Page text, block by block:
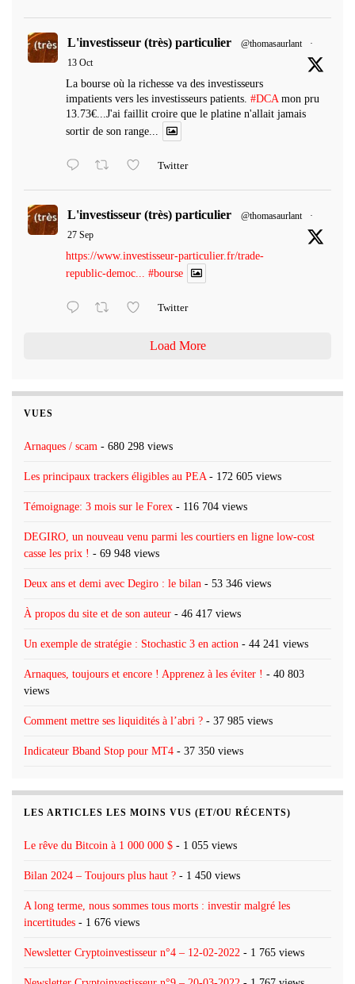
L'investisseur (très) particulier @thomasaurlant
·
13 Oct
La bourse où la richesse va des investisseurs
impatients vers les investisseurs patients. #DCA mon pru
13.73€...J'ai faillit croire que le platine n'allait jamais
sortir de son range...
Twitter
L'investisseur (très) particulier @thomasaurlant
·
27 Sep
https://www.investisseur-particulier.fr/trade-
republic-democ... #bourse
Twitter
Load More
VUES
Arnaques / scam - 680 298 views
Les principaux trackers éligibles au PEA - 172 605 views
Témoignage: 3 mois sur le Forex - 116 704 views
DEGIRO, un nouveau venu parmi les courtiers en ligne low-cost
casse les prix ! - 69 948 views
Deux ans et demi avec Degiro : le bilan - 53 346 views
À propos du site et de son auteur - 46 417 views
Un exemple de stratégie : Stochastic 3 en action - 44 241 views
Arnaques, toujours et encore ! Apprenez à les éviter ! - 40 803
views
Comment mettre ses liquidités à l’abri ? - 37 985 views
Indicateur Bband Stop pour MT4 - 37 350 views
LES ARTICLES LES MOINS VUS (ET/OU RÉCENTS)
Le rêve du Bitcoin à 1 000 000 $ - 1 055 views
Bilan 2024 – Toujours plus haut ? - 1 450 views
A long terme, nous sommes tous morts : investir malgré les
incertitudes - 1 676 views
Newsletter Cryptoinvestisseur n°4 – 12-02-2022 - 1 765 views